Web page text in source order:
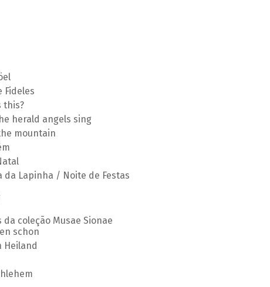
Fideles
this?
herald angels sing
mountain
da Lapinha / Noite de Festas
coleção Musae Sionae
schon
Heiland